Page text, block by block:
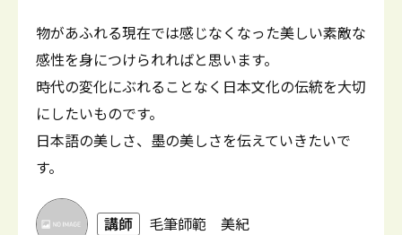
物があふれる現在では感じなくなった美しい素敵な
感性を身につけられればと思います。
時代の変化にぶれることなく日本文化の伝統を大切
にしたいものです。
日本語の美しさ、墨の美しさを伝えていきたいで
す。
講師 毛筆師範 美紀